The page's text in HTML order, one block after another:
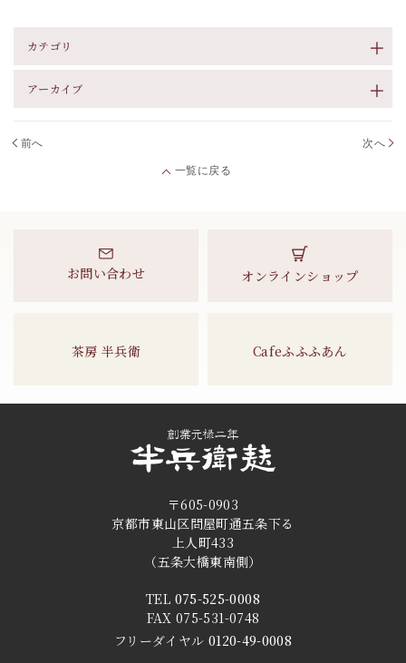
カテゴリ
アーカイブ
前へ
一覧に戻る
次へ
お問い合わせ オンラインショップ
茶房 半兵衛 Cafeふふふあん
〒605-0903
京都市東山区問屋町通五条下る
上人町433
（五条大橋東南側）
TEL 075-525-0008
FAX 075-531-0748
フリーダイヤル 0120-49-0008